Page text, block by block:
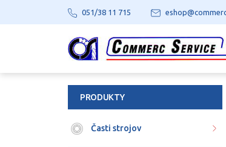
PRODUKTY
Časti strojov
051/38 11 715